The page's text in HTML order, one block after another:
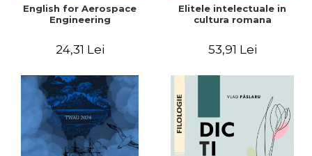
English for Aerospace
Engineering
24,31 Lei
Elitele intelectuale in
cultura romana
53,91 Lei